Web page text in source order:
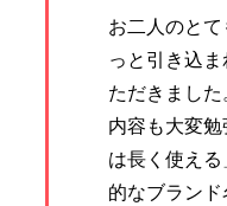
お二人のと
っと引き込
ただきました
内容も大変
は長く使え
的なブラン